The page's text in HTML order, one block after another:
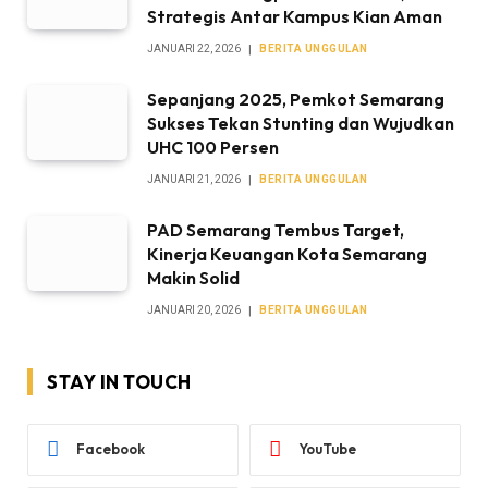
Strategis Antar Kampus Kian Aman
JANUARI 22, 2026 BERITA UNGGULAN
Sepanjang 2025, Pemkot Semarang
Sukses Tekan Stunting dan Wujudkan
UHC 100 Persen
JANUARI 21, 2026 BERITA UNGGULAN
PAD Semarang Tembus Target,
Kinerja Keuangan Kota Semarang
Makin Solid
JANUARI 20, 2026 BERITA UNGGULAN
STAY IN TOUCH
Facebook YouTube